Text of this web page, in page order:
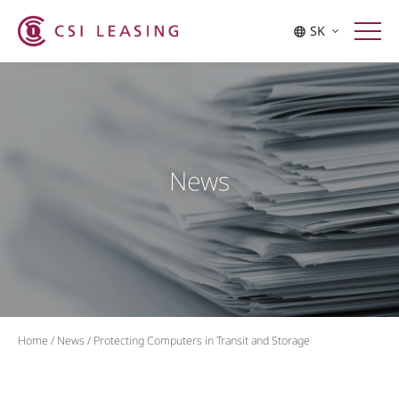
SK
News
Home / News/ Protecting Computers in Transit and Storage